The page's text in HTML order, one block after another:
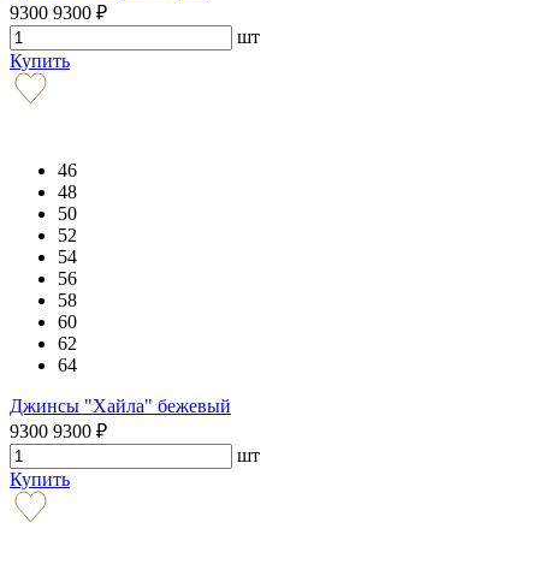
9300 9300 ₽
шт
Купить
46
48
50
52
54
56
58
60
62
64
Джинсы "Хайла" бежевый
9300 9300 ₽
шт
Купить